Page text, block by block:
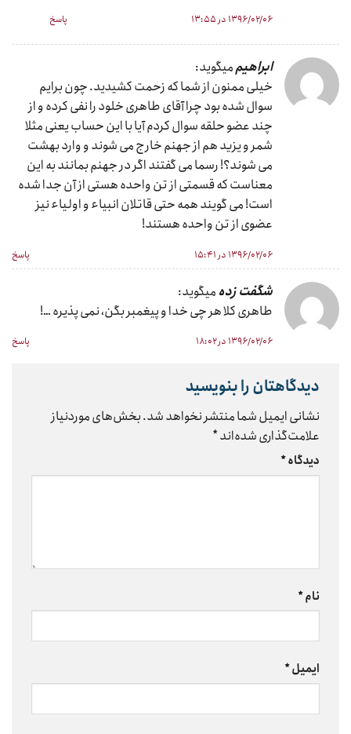
۱۳۹۶/۰۲/۰۶ در ۱۳:۵۵ پاسخ
ابراهیممیگوید:
خیلی ممنون از شما که زحمت کشیدید. چون برایم
سوال شده بود چرا آقای طاهری خلود را نفی کرده و از
چند عضو حلقه سوال کردم آیا با این حساب یعنی مثلا
شمر و یزید هم از جهنم خارج می شوند و وارد بهشت
می شوند؟! رسما می گفتند اگر در جهنم بمانند به این
معناست که قسمتی از تن واحده هستی از آن جدا شده
است! می گویند همه حتی قاتلان انبیاء و اولیاء نیز
عضوی از تن واحده هستند!
۱۳۹۶/۰۲/۰۶ در ۱۵:۴۱ پاسخ
شگفت زده میگوید:
طاهری کلا هر چی خدا و پیغمبر بگن، نمی پذیره …!
۱۳۹۶/۰۲/۰۶ در ۱۸:۰۲ پاسخ
دیدگاهتان را بنویسید
نشانی ایمیل شما منتشر نخواهد شد.بخش‌های موردنیاز
علامت‌گذاری شده‌اند*
دیدگاه*
نام*
ایمیل*